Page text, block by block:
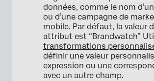
données, comme le nom
ou d’une campagne de
mobile. Par défaut, la valeur
attribut est “Brandwatch”
transformations
définir une valeur
expression ou une
avec un autre champ.